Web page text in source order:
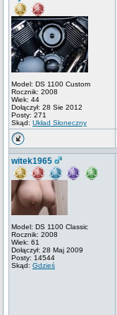
Model: DS 1100 Custom
Rocznik: 2008
Wiek: 44
Dołączył: 28 Sie 2012
Posty: 271
Skąd: Układ Słoneczny
witek1965
Model: DS 1100 Classic
Rocznik: 2008
Wiek: 61
Dołączył: 28 Maj 2009
Posty: 14544
Skąd: Gdzieś